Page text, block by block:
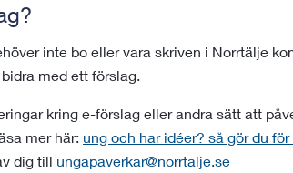
inte bo eller vara skriven i Norrtälje
med ett förslag.
kring e-förslag eller andra sätt att
mer här: ung och har idéer? så gör du
dig till ungapaverkar@norrtalje.se